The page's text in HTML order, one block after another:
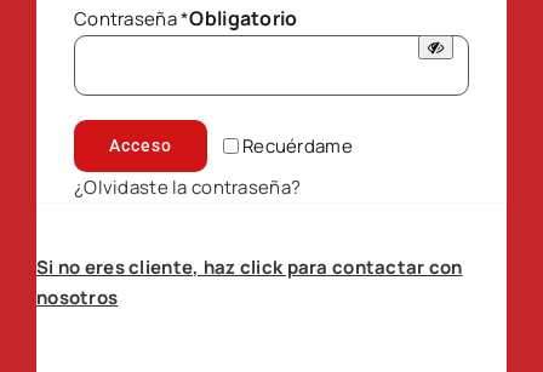
Contraseña*Obligatorio
Recuérdame
Acceso
¿Olvidaste la contraseña?
Si no eres cliente, haz click para contactar con
nosotros